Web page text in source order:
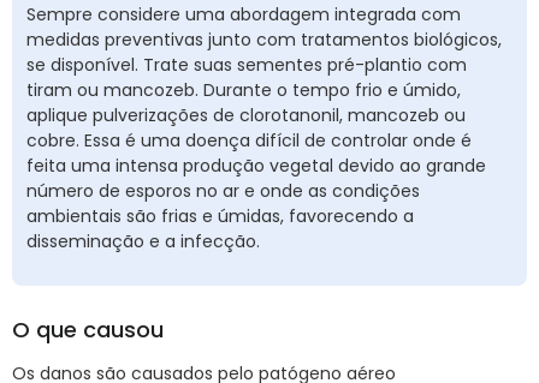
Sempre considere uma abordagem integrada com
medidas preventivas junto com tratamentos biológicos,
se disponível. Trate suas sementes pré-plantio com
tiram ou mancozeb. Durante o tempo frio e úmido,
aplique pulverizações de clorotanonil, mancozeb ou
cobre. Essa é uma doença difícil de controlar onde é
feita uma intensa produção vegetal devido ao grande
número de esporos no ar e onde as condições
ambientais são frias e úmidas, favorecendo a
disseminação e a infecção.
O que causou
Os danos são causados pelo patógeno aéreo